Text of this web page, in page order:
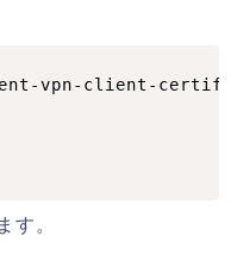
vpn-client-
す。